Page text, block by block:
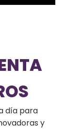
día para
y